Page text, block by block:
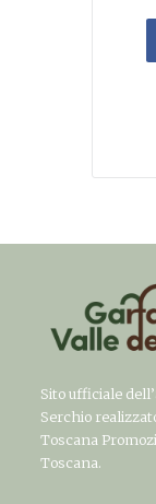
Sito ufficiale
Serchio
Toscana
Toscana.